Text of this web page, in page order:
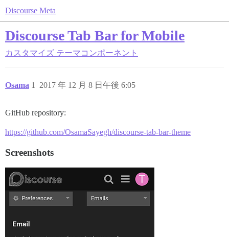
Discourse Meta
Discourse Tab Bar for Mobile
カスタマイズ テーマコンポーネント
Osama 2017 年 12 月 8 日午後 6:05
1
GitHub repository:
https://github.com/OsamaSayegh/discourse-tab-bar-theme
Screenshots